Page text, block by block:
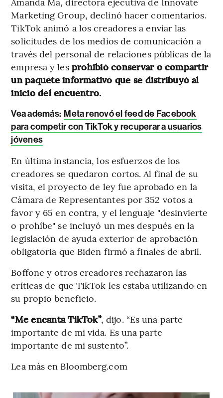
Marketing Group, declinó hacer comentarios.
TikTok animó a los creadores a enviar las
solicitudes de los medios de comunicación a
través del personal de relaciones públicas de la
empresa y lesprohibió conservar o compartir
un paquete informativo que se distribuyó al
inicio del encuentro.
Vea además: Meta renovó el feed de Facebook
para competir con TikTok y recuperar a usuarios
jóvenes
En última instancia, los esfuerzos de los
creadores se quedaron cortos. Al final de su
visita, el proyecto de ley fue aprobado en la
Cámara de Representantes por 352 votos a
favor y 65 en contra, y el lenguaje "desinvierte
o prohíbe" se incluyó un mes después en la
legislación de ayuda exterior de aprobación
obligatoria que Biden firmó a finales de abril.
Boffone y otros creadores rechazaron las
críticas de que TikTok les estaba utilizando en
su propio beneficio.
“Me encanta TikTok”, dijo. “Es una parte
importante de mi vida. Es una parte
importante de mi sustento”.
Lea más en Bloomberg.com